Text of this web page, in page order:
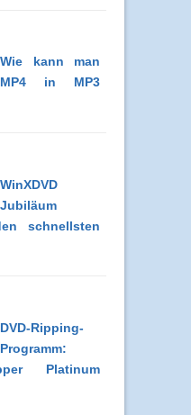
Wie kann man
MP4 in MP3
WinXDVD
Jubiläum
schnellsten
DVD-Ripping-
Programm:
Platinum